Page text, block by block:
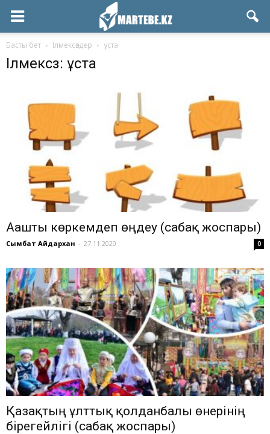
Басты бет Ілмексөздер ұста
Ілмексөз: ұста
Ағашты көркемдеп өңдеу (сабақ жоспары)
Сымбат Айдархан - 27.11.2020 0
Қазақтың ұлттық қолданбалы өнерінің
бірегейлігі (сабақ жоспары)